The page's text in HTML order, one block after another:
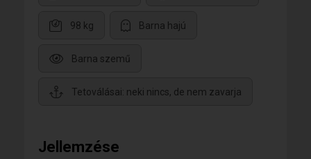
98 kg Barna hajú
Barna szemű
Tetoválásai: neki nincs, de nem zavarja
Jellemzése